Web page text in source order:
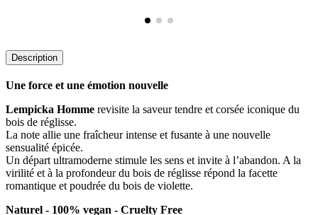
Description
Une force et une émotion nouvelle
Lempicka Homme revisite la saveur tendre et corsée iconique du
bois de réglisse.
La note allie une fraîcheur intense et fusante à une nouvelle
sensualité épicée.
Un départ ultramoderne stimule les sens et invite à l’abandon. A la
virilité et à la profondeur du bois de réglisse répond la facette
romantique et poudrée du bois de violette.
Naturel - 100% vegan - Cruelty Free